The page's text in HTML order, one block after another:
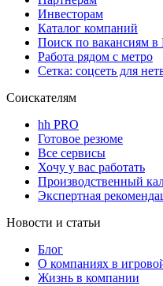
Инвесторам
Каталог компаний
Поиск по вакансиям в
Работа рядом с метро
Сетка: соцсеть для
Соискателям
hh PRO
Готовое резюме
Все сервисы
Хочу у вас работать
Производственный
Экспертная
Новости и статьи
Блог
О компаниях в
Жизнь в компании